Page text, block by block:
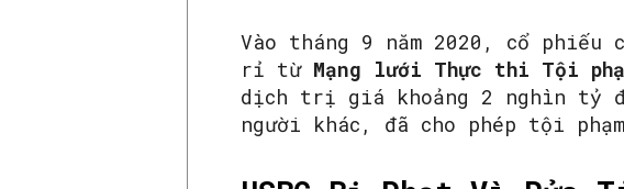
Vào tháng 9 năm 2020, cổ phiếu
rỉ từ Mạng lưới Thực thi Tội
dịch trị giá khoảng 2 nghìn tỷ
người khác, đã cho phép tội